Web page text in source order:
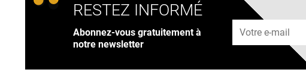
RESTEZ INFORMÉ
Abonnez-vous gratuitement à
notre newsletter
Adresse e-mail